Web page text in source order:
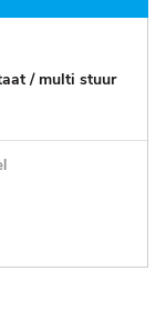
/ multi stuur